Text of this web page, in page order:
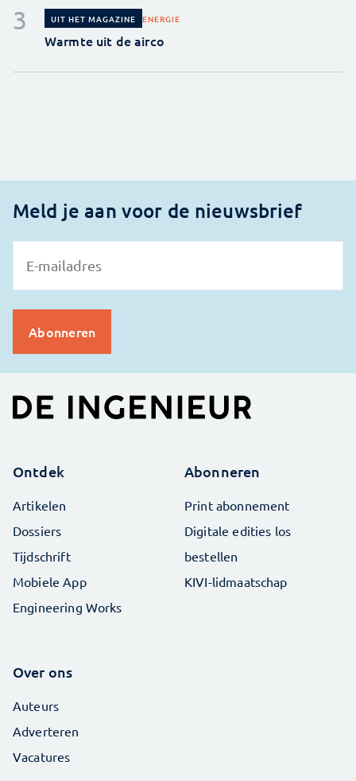
UIT HET MAGAZINE ENERGIE
Warmte uit de airco
Meld je aan voor de nieuwsbrief
Ontdek
Artikelen
Dossiers
Tijdschrift
Mobiele App
Engineering Works
Abonneren
Print abonnement
Digitale edities los
bestellen
KIVI-lidmaatschap
Over ons
Auteurs
Adverteren
Vacatures